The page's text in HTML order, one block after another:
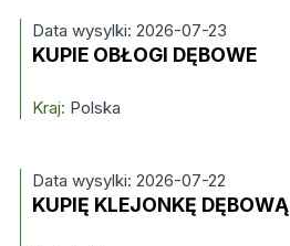
Data wysylki: 2026-07-23
KUPIE OBŁOGI DĘBOWE
Kraj: Polska
Data wysylki: 2026-07-22
KUPIĘ KLEJONKĘ DĘBOWĄ